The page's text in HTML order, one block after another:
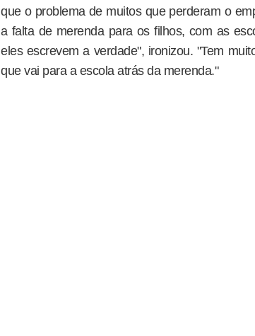
que o problema de muitos que perderam o
a falta de merenda para os filhos, com as
eles escrevem a verdade", ironizou. "Tem
que vai para a escola atrás da merenda."